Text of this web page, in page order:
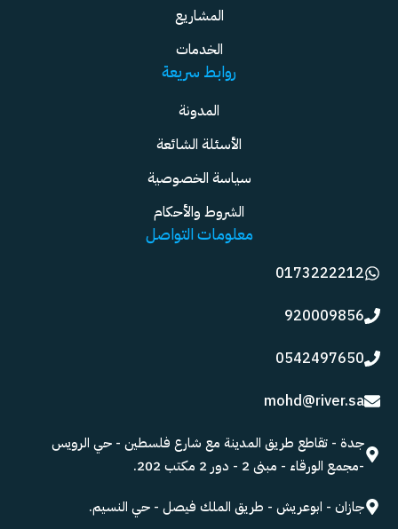
المشاريع
الخدمات
روابط سريعة
المدونة
الأسئلة الشائعة
سياسة الخصوصية
الشروط والأحكام
معلومات التواصل
0173222212
920009856
0542497650
mohd@river.sa
جدة - تقاطع طريق المدينة مع شارع فلسطين - حي الرويس
-مجمع الورقاء - مبنى 2 - دور 2 مكتب 202.
جازان - ابوعريش - طريق الملك فيصل - حي النسيم.